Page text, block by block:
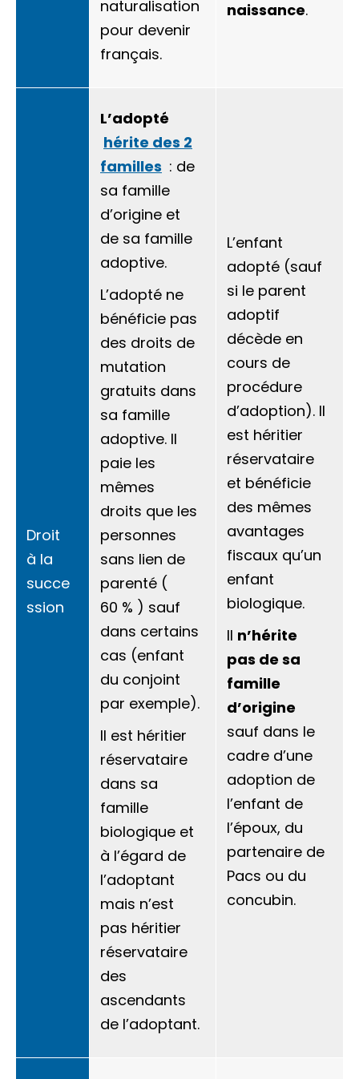
naturalisation
pour devenir
français.
naissance.
Droit
à la
succe
ssion
L’adopté
hérite des 2
familles : de
sa famille
d’origine et
de sa famille
adoptive.
L’adopté ne
bénéficie pas
des droits de
mutation
gratuits dans
sa famille
adoptive. Il
paie les
mêmes
droits que les
personnes
sans lien de
parenté (
60 % ) sauf
dans certains
cas (enfant
du conjoint
par exemple).
Il est héritier
réservataire
dans sa
famille
biologique et
à l’égard de
l’adoptant
mais n’est
pas héritier
réservataire
des
ascendants
de l’adoptant.
L’enfant
adopté (sauf
si le parent
adoptif
décède en
cours de
procédure
d’adoption). Il
est héritier
réservataire
et bénéficie
des mêmes
avantages
fiscaux qu’un
enfant
biologique.
Il n’hérite
pas de sa
famille
d’origine
sauf dans le
cadre d’une
adoption de
l’enfant de
l’époux, du
partenaire de
Pacs ou du
concubin.